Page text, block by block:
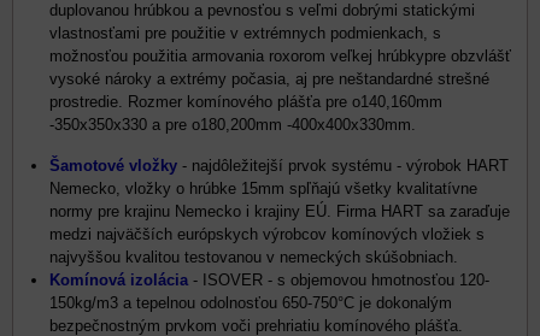
duplovanou hrúbkou a pevnosťou s veľmi dobrými statickými
vlastnosťami pre použitie v extrémnych podmienkach, s
možnosťou použitia armovania roxorom veľkej hrúbkypre obzvlášť
vysoké nároky a extrémy počasia, aj pre neštandardné strešné
prostredie. Rozmer komínového plášťa pre o140,160mm
-350x350x330 a pre o180,200mm -400x400x330mm.
Šamotové vložky - najdôležitejší prvok systému - výrobok HART
Nemecko, vložky o hrúbke 15mm spľňajú všetky kvalitatívne
normy pre krajinu Nemecko i krajiny EÚ. Firma HART sa zaraďuje
medzi najväčších európskych výrobcov komínových vložiek s
najvyššou kvalitou testovanou v nemeckých skúšobniach.
Komínová izolácia - ISOVER - s objemovou hmotnosťou 120-
150kg/m3 a tepelnou odolnosťou 650-750°C je dokonalým
bezpečnostným prvkom voči prehriatiu komínového plášťa.